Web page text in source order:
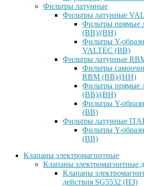
Фильтры латунные
Фильтры латунные
Фильтры прямые
(ВВ)/(ВН)
Фильтры Y-
VALTEC (ВВ)
Фильтры латунные
Фильтры
RBM (ВВ)/(НН)
Фильтры прямые
(ВВ)/(ВН)
Фильтры Y-
(ВВ)
Фильтры латунные
Фильтры Y-
(ВВ)
Клапаны электромагнитные
Клапаны электромагнитные
Клапаны
действия SG5532 (НЗ)